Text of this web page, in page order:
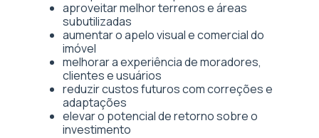
aproveitar melhor terrenos e áreas
subutilizadas
aumentar o apelo visual e comercial do
imóvel
melhorar a experiência de moradores,
clientes e usuários
reduzir custos futuros com correções e
adaptações
elevar o potencial de retorno sobre o
investimento